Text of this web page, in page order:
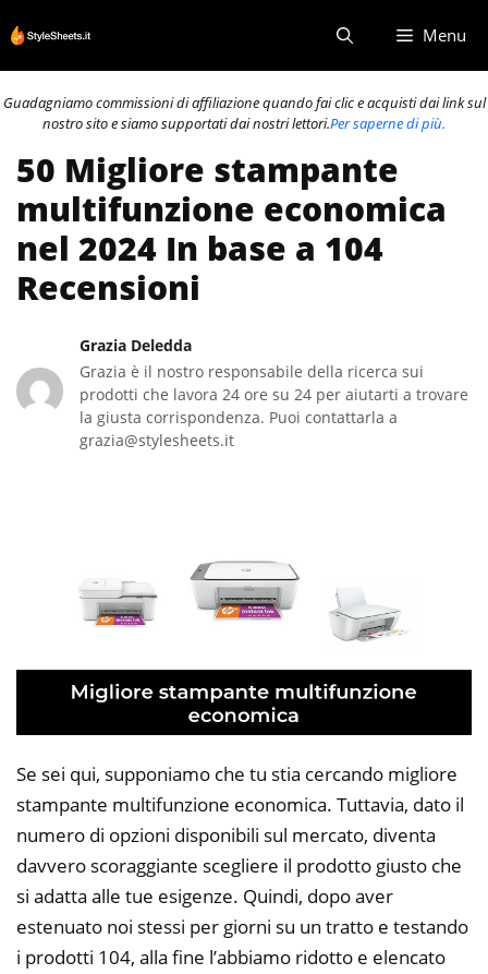
al
contenuto
Menu
Guadagniamo commissioni di affiliazione quando fai clic e acquisti dai link sul
nostro sito e siamo supportati dai nostri lettori.Per saperne di più.
50 Migliore stampante
multifunzione economica
nel 2024 In base a 104
Recensioni
Grazia Deledda
Grazia è il nostro responsabile della ricerca sui
prodotti che lavora 24 ore su 24 per aiutarti a trovare
la giusta corrispondenza. Puoi contattarla a
grazia@stylesheets.it
Se sei qui, supponiamo che tu stia cercando migliore
stampante multifunzione economica. Tuttavia, dato il
numero di opzioni disponibili sul mercato, diventa
davvero scoraggiante scegliere il prodotto giusto che
si adatta alle tue esigenze. Quindi, dopo aver
estenuato noi stessi per giorni su un tratto e testando
i prodotti 104, alla fine l’abbiamo ridotto e elencato